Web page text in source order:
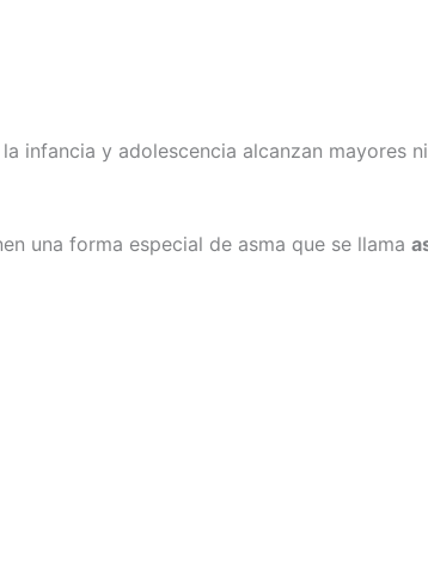
infancia y adolescencia alcanzan mayores
una forma especial de asma que se llama